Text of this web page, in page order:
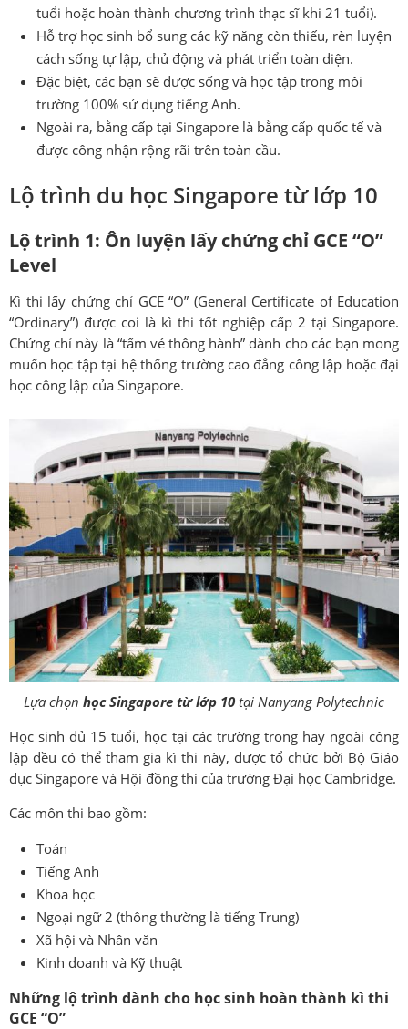
tuổi hoặc hoàn thành chương trình thạc sĩ khi 21 tuổi).
Hỗ trợ học sinh bổ sung các kỹ năng còn thiếu, rèn luyện
cách sống tự lập, chủ động và phát triển toàn diện.
Đặc biệt, các bạn sẽ được sống và học tập trong môi
trường 100% sử dụng tiếng Anh.
Ngoài ra, bằng cấp tại Singapore là bằng cấp quốc tế và
được công nhận rộng rãi trên toàn cầu.
Lộ trình du học Singapore từ lớp 10
Lộ trình 1: Ôn luyện lấy chứng chỉ GCE “O”
Level
Kì thi lấy chứng chỉ GCE “O” (General Certificate of Education
“Ordinary”) được coi là kì thi tốt nghiệp cấp 2 tại Singapore.
Chứng chỉ này là “tấm vé thông hành” dành cho các bạn mong
muốn học tập tại hệ thống trường cao đẳng công lập hoặc đại
học công lập của Singapore.
Lựa chọn học Singapore từ lớp 10 tại Nanyang Polytechnic
Học sinh đủ 15 tuổi, học tại các trường trong hay ngoài công
lập đều có thể tham gia kì thi này, được tổ chức bởi Bộ Giáo
dục Singapore và Hội đồng thi của trường Đại học Cambridge.
Các môn thi bao gồm:
Toán
Tiếng Anh
Khoa học
Ngoại ngữ 2 (thông thường là tiếng Trung)
Xã hội và Nhân văn
Kinh doanh và Kỹ thuật
Những lộ trình dành cho học sinh hoàn thành kì thi
GCE “O”